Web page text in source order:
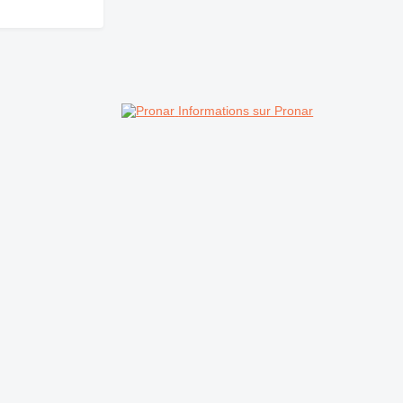
Informations sur Pronar